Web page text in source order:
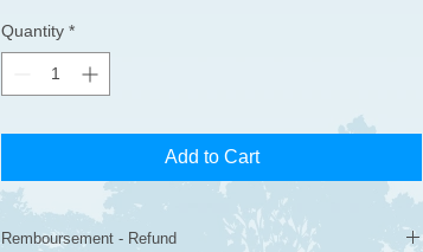
Quantity *
Add to Cart
Remboursement - Refund